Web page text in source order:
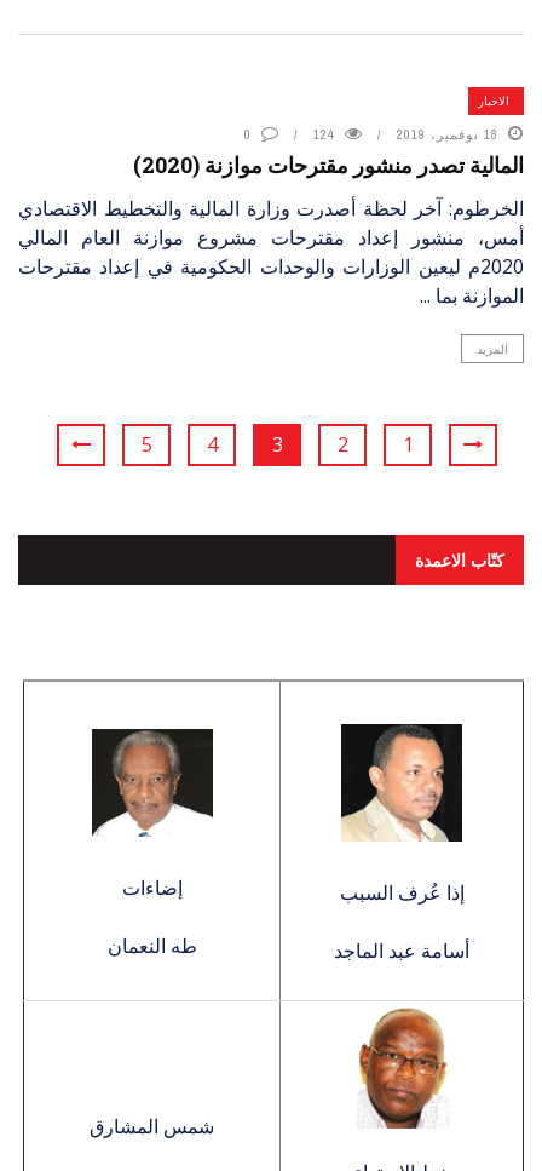
الاخبار
18 نوفمبر، 2019 124
0
المالية تصدر منشور مقترحات موازنة (2020)
الخرطوم: آخر لحظة أصدرت وزارة المالية والتخطيط الاقتصادي
أمس، منشور إعداد مقترحات مشروع موازنة العام المالي
2020م ليعين الوزارات والوحدات الحكومية في إعداد مقترحات
الموازنة بما ...
المزيد
1
2
3
4
5
كتّاب الاعمدة
إذا عُرف السبب
أسامة عبد الماجد
إضاءات
طه النعمان
شمس المشارق